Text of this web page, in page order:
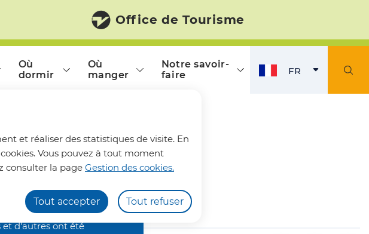
et réaliser des statistiques de visite. En
Vous pouvez à tout moment
consulter la page Gestion des cookies.
Tout accepter Tout refuser
qu'en raison des
de randonnée
De nombreux
et d'autres ont été
Office de Tourisme
Où
dormir
Où
manger
Notre savoir-
faire
FRFRANÇAIS